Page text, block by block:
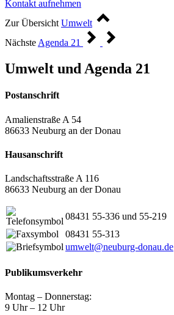
Kontakt aufnehmen
Zur Übersicht Umwelt
Nächste Agenda 21
Umwelt und Agenda 21
Postanschrift
Amalienstraße A 54
86633 Neuburg an der Donau
Hausanschrift
Landschaftsstraße A 116
86633 Neuburg an der Donau
08431 55-336 und 55-219
08431 55-313
umwelt@neuburg-donau.de
Publikumsverkehr
Montag – Donnerstag:
9 Uhr – 12 Uhr